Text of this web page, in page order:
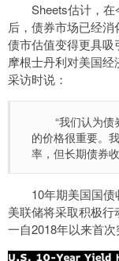
Sheets估计，
后，债券市场已经
债市估值变得更具吸
摩根士丹利对美国
采访时说：
“我们认为
的价格很重要。
率，但长期债券
10年期美国国
美联储将采取积极
一自2018年以来首次